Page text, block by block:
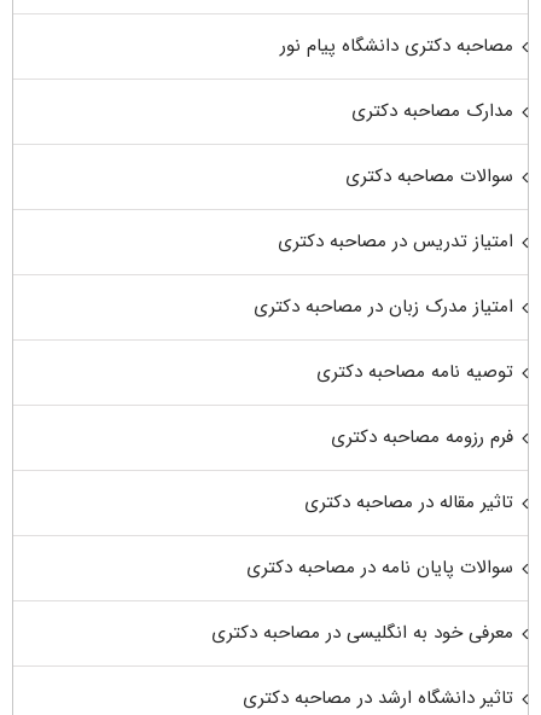
مصاحبه دکتری دانشگاه پیام نور
مدارک مصاحبه دکتری
سوالات مصاحبه دکتری
امتیاز تدریس در مصاحبه دکتری
امتیاز مدرک زبان در مصاحبه دکتری
توصیه نامه مصاحبه دکتری
فرم رزومه مصاحبه دکتری
تاثیر مقاله در مصاحبه دکتری
سوالات پایان نامه در مصاحبه دکتری
معرفی خود به انگلیسی در مصاحبه دکتری
تاثیر دانشگاه ارشد در مصاحبه دکتری